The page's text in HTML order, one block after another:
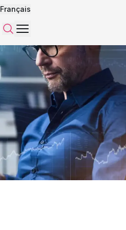
Français
Recherche
Menu